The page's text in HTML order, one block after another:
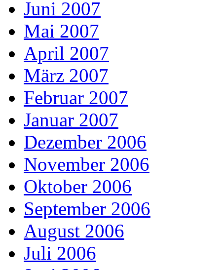
Juni 2007
Mai 2007
April 2007
März 2007
Februar 2007
Januar 2007
Dezember 2006
November 2006
Oktober 2006
September 2006
August 2006
Juli 2006